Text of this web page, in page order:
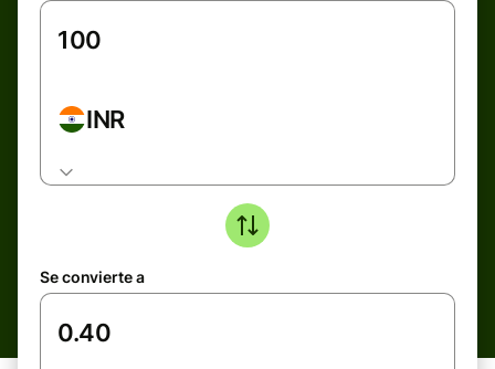
INR
Se convierte a